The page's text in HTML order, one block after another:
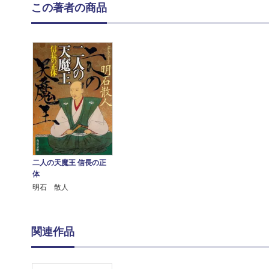
この著者の商品
二人の天魔王 信長の正
体
明石 散人
関連作品